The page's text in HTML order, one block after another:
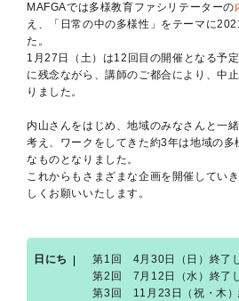
MAFGAでは多様教育ファシリテーターの
え、「日常の中の多様性」をテーマに
た。
1月27日（土）は12回目の開催となる予
に残念ながら、講師のご都合により、中
りました。
内山さんをはじめ、地域のみなさんと一
考え、ワークをしてきた約3年は地域の
なものとなりました。
これからもさまざまな企画を開催してい
しくお願いいたします。
日にち
第1回 4月30日（日）終了
第2回 7月12日（水）終了
第3回 11月23日（祝・木）